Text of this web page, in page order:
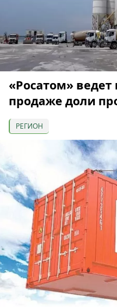
«Росатом»
продаже доли
РЕГИОН